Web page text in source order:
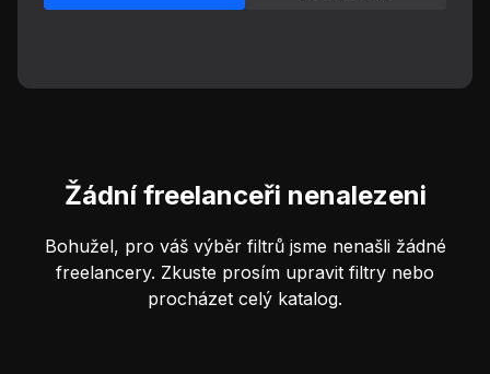
Žádní freelanceři nenalezeni
Bohužel, pro váš výběr filtrů jsme nenašli žádné
freelancery. Zkuste prosím upravit filtry nebo
procházet celý katalog.